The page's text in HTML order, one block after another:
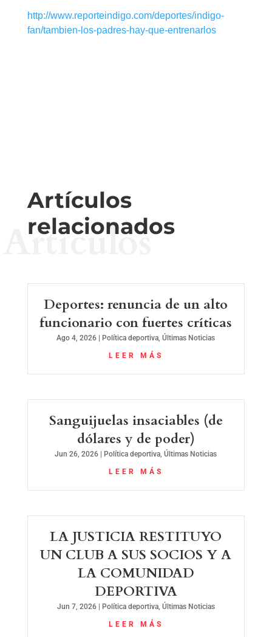
http://www.reporteindigo.com/deportes/indigo-
fan/tambien-los-padres-hay-que-entrenarlos
Artículos
relacionados
Artículos
Deportes: renuncia de un alto
funcionario con fuertes críticas
Ago 4, 2026 Política deportiva,Últimas Noticias
LEER MÁS
Sanguijuelas insaciables (de
dólares y de poder)
Jun 26, 2026 Política deportiva,Últimas Noticias
LEER MÁS
LA JUSTICIA RESTITUYO
UN CLUB A SUS SOCIOS Y A
LA COMUNIDAD
DEPORTIVA
Jun 7, 2026| Política deportiva, Últimas Noticias
LEER MÁS